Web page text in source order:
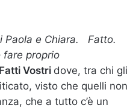
Paola e Chiara. Fatto.
fare proprio
Vostri dove, tra chi gli
visto che quelli non
che a tutto c’è un